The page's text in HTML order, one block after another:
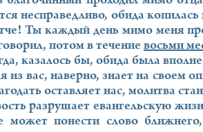
несправедливо, обида
Ты каждый день мимо меня
потом в течение восьми
казалось бы, обида была
из вас, наверно, знает на своем
оставляет нас, молитва
разрушает евангельскую
может понести слово